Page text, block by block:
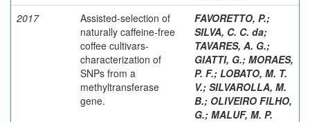
2017
Assisted-selection of
naturally caffeine-free
coffee cultivars-
characterization of
SNPs from a
methyltransferase
gene.
FAVORETTO, P.;
SILVA, C. C. da;
TAVARES, A. G.;
GIATTI, G.; MORAES,
P. F.; LOBATO, M. T.
V.; SILVAROLLA, M.
B.; OLIVEIRO FILHO,
G.; MALUF, M. P.